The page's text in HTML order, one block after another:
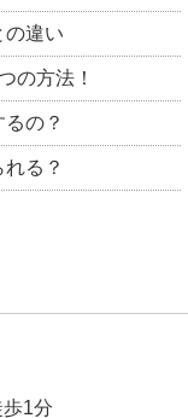
の違い
の方法！
の？
る？
1分